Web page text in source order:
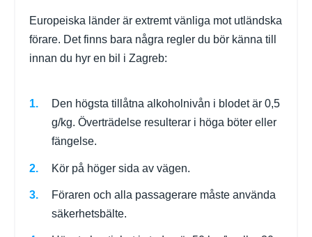
Europeiska länder är extremt vänliga mot utländska
förare. Det finns bara några regler du bör känna till
innan du hyr en bil i Zagreb:
Den högsta tillåtna alkoholnivån i blodet är 0,5
g/kg. Överträdelse resulterar i höga böter eller
fängelse.
Kör på höger sida av vägen.
Föraren och alla passagerare måste använda
säkerhetsbälte.